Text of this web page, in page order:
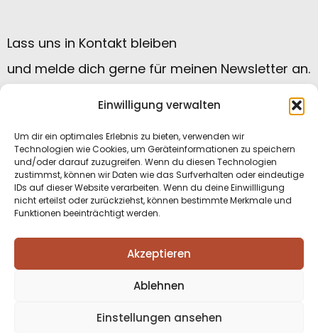
Einwilligung verwalten
Um dir ein optimales Erlebnis zu bieten, verwenden wir
Technologien wie Cookies, um Geräteinformationen zu speichern
und/oder darauf zuzugreifen. Wenn du diesen Technologien
zustimmst, können wir Daten wie das Surfverhalten oder eindeutige
IDs auf dieser Website verarbeiten. Wenn du deine Einwillligung
nicht erteilst oder zurückziehst, können bestimmte Merkmale und
Funktionen beeinträchtigt werden.
Akzeptieren
Ablehnen
Einstellungen ansehen
Lass uns in Kontakt bleiben
und melde dich gerne für meinen Newsletter an.
Datenschutzerklärung|Impressum
Kontakt|Cookie Einstellungen